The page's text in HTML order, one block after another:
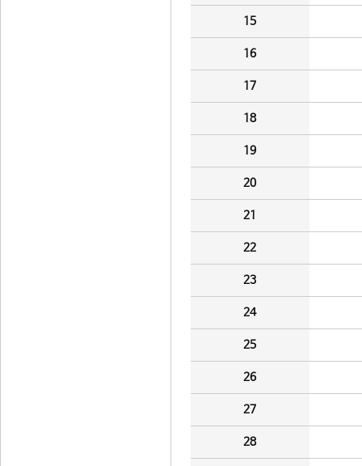
15
16
17
18
19
20
21
22
23
24
25
26
27
28